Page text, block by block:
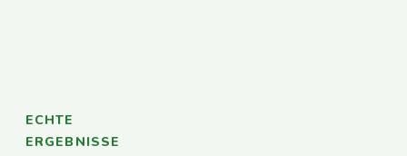
ECHTE
ERGEBNISSE